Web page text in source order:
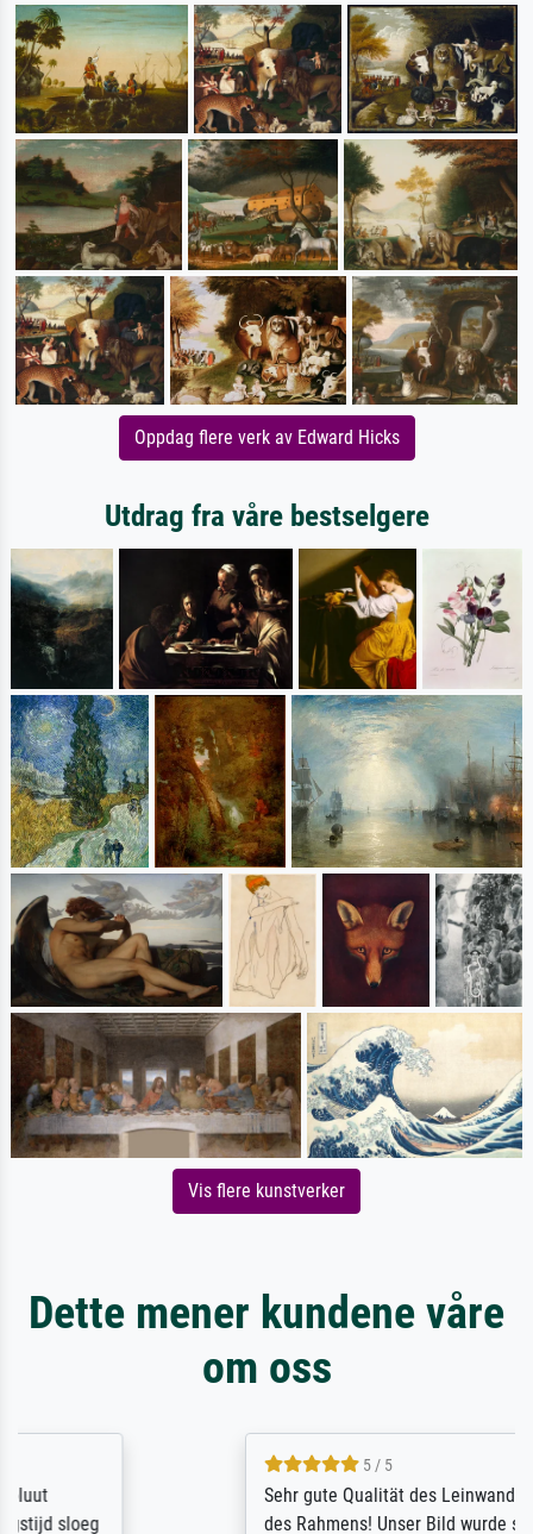
Oppdag flere verk av Edward Hicks
Utdrag fra våre bestselgere
Vis flere kunstverker
Dette mener kundene våre
om oss
Sehr gute Qualität des Leinwanddrucks und
des Rahmens! Unser Bild wurde sehr